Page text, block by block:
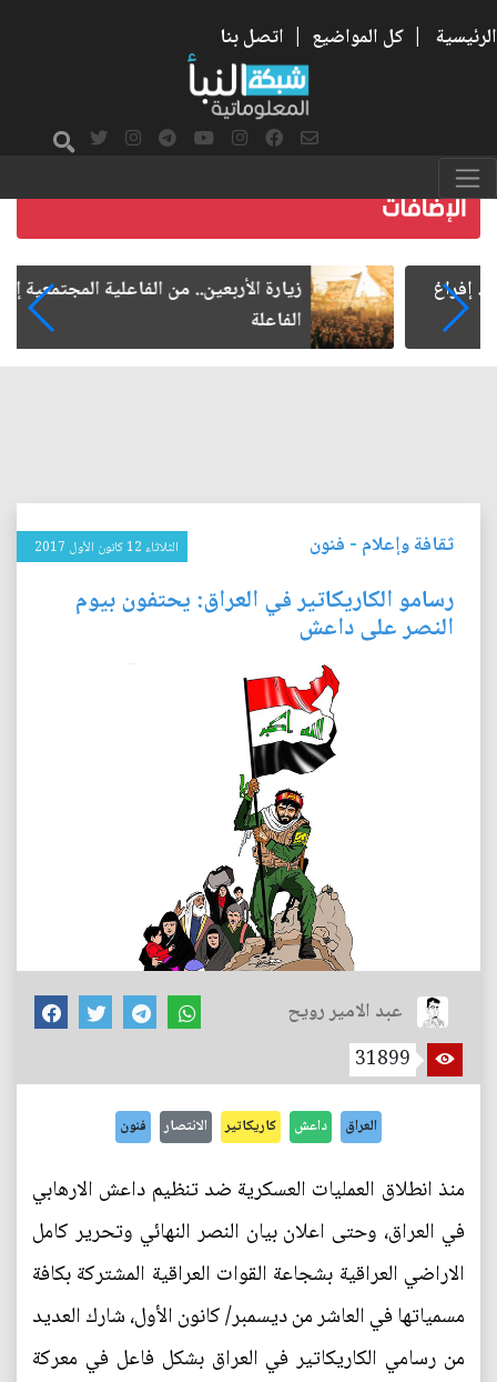
الرئيسية | كل المواضيع | اتصل بنا
زيارة الأربعين.. من الفاعلية المجتمعية إلى المواطنة
الفاعلة
ثقافة وإعلام - فنون الثلاثاء 12 كانون الأول 2017
رسامو الكاريكاتير في العراق: يحتفون بيوم
النصر على داعش
عبد الامير رويح
31899
العراق داعش كاريكاتير الانتصار فنون
منذ انطلاق العمليات العسكرية ضد تنظيم داعش الارهابي
في العراق، وحتى اعلان بيان النصر النهائي وتحرير كامل
الاراضي العراقية بشجاعة القوات العراقية المشتركة بكافة
مسمياتها في العاشر من ديسمبر/ كانون الأول، شارك العديد
من رسامي الكاريكاتير في العراق بشكل فاعل في معركة